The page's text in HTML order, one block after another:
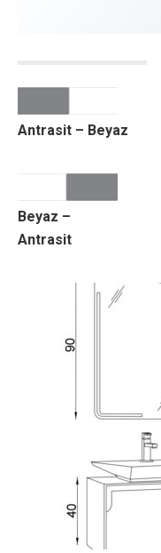
Antrasit – Beyaz
Beyaz –
Antrasit